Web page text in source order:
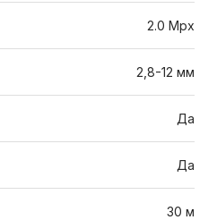
2.0 Mpx
2,8-12 мм
Да
Да
30 м